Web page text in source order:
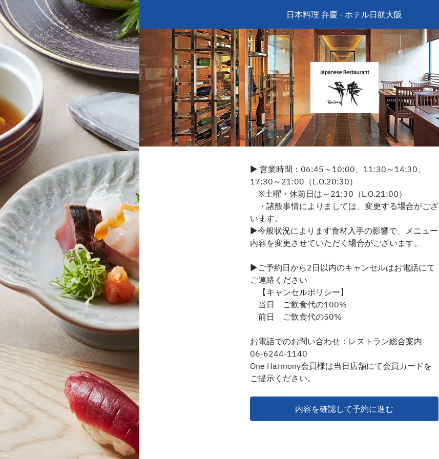
日本料理 弁慶 - ホテル日航大阪
▶ 営業時間：06:45～10:00、11:30～14:30、
17:30～21:00（L.O.20:30）
※土曜・休前日は～21:30（L.O.21:00）
・諸般事情によりましては、変更する場合がござ
います。
▶今般状況によります食材入手の影響で、メニュー
内容を変更させていただく場合がございます。
▶ご予約日から2日以内のキャンセルはお電話にて
ご連絡ください
【キャンセルポリシー】
当日 ご飲食代の100%
前日 ご飲食代の50%
お電話でのお問い合わせ：レストラン総合案内
06-6244-1140
One Harmony会員様は当日店舗にて会員カードを
ご提示ください。
内容を確認して予約に進む